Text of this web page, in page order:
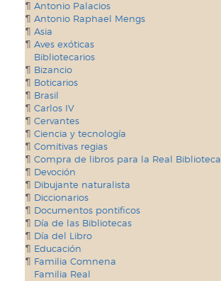
Antonio Palacios
Antonio Raphael Mengs
Asia
Aves exóticas
Bibliotecarios
Bizancio
Boticarios
Brasil
Carlos IV
Cervantes
Ciencia y tecnología
Comitivas regias
Compra de libros para la Real Biblioteca
Devoción
Dibujante naturalista
Diccionarios
Documentos pontificos
Día de las Bibliotecas
Día del Libro
Educación
Familia Comnena
Familia Real